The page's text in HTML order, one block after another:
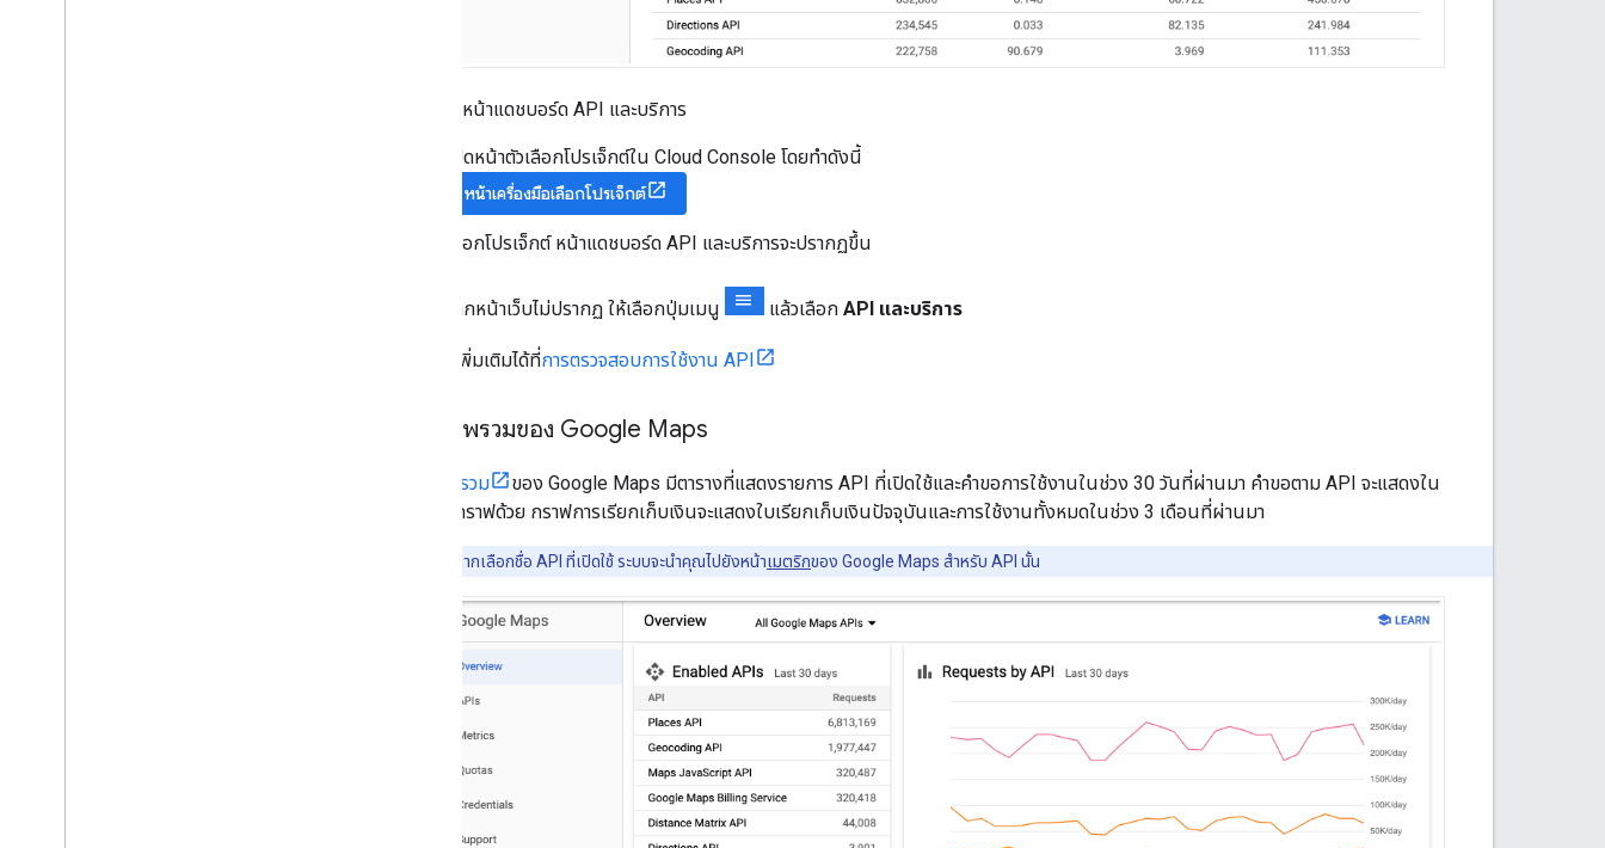
วิธีเข้าถึงหน้าแดชบอร์ด API และบริการ
เปิดหน้าตัวเลือกโปรเจ็กต์ใน Cloud Console โดยทำดังนี้
หน้าเครื่องมือเลือกโปรเจ็กต์
เลือกโปรเจ็กต์ หน้าแดชบอร์ด API และบริการจะปรากฏขึ้น
หากหน้าเว็บไม่ปรากฏ ให้เลือกปุ่มเมนู แล้วเลือกAPI และบริการ
ดูข้อมูลเพิ่มเติมได้ที่การตรวจสอบการใช้งาน API
หน้าภาพรวมของ Google Maps
ภาพรวม
ของ Google Maps มีตารางที่แสดงรายการ API ที่เปิดใช้และคำขอการใช้งานในช่วง 30 วันที่ผ่านมา คำขอตาม API จะแสดงใน
รูปแบบกราฟด้วย กราฟการเรียกเก็บเงินจะแสดงใบเรียกเก็บเงินปัจจุบันและการใช้งานทั้งหมดในช่วง 3 เดือนที่ผ่านมา
หากเลือกชื่อ API ที่เปิดใช้ ระบบจะนำคุณไปยังหน้าเมตริกของ Google Maps สำหรับ API นั้น